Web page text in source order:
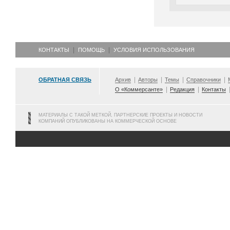
КОНТАКТЫ ПОМОЩЬ УСЛОВИЯ ИСПОЛЬЗОВАНИЯ
ОБРАТНАЯ СВЯЗЬ Архив Авторы Темы Справочники
О «Коммерсанте»
Редакция Контакты
МАТЕРИАЛЫ С ТАКОЙ МЕТКОЙ, ПАРТНЕРСКИЕ ПРОЕКТЫ И НОВОСТИ
КОМПАНИЙ ОПУБЛИКОВАНЫ НА КОММЕРЧЕСКОЙ ОСНОВЕ